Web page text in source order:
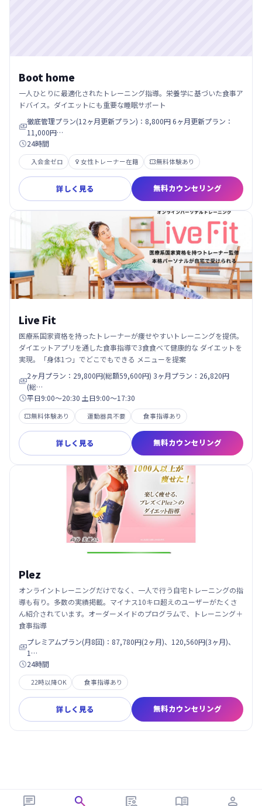
Boot home
一人ひとりに最適化されたトレーニング指導。栄養学に基づいた食事ア
ドバイス。ダイエットにも重要な睡眠サポート

徹底管理プラン(12ヶ月更新プラン)：8,800円 6ヶ月更新プラン：
11,000円…
24時間
入会金ゼロ  女性トレーナー在籍 無料体験あり
詳しく見る 無料カウンセリング
Live Fit
医療系国家資格を持ったトレーナーが痩せやすいトレーニングを提供。
ダイエットアプリを通した食事指導で3食食べて健康的な ダイエットを
実現。「身体1つ」でどこでもできる メニューを提案

2ヶ月プラン：29,800円(総額59,600円) 3ヶ月プラン：26,820円
(総…
平日9:00〜20:30 土日9:00〜17:30
無料体験あり 運動器具不要 食事指導あり
詳しく見る 無料カウンセリング
Plez
オンライントレーニングだけでなく、一人で行う自宅トレーニングの指
導も有り。多数の実績掲載。マイナス10キロ超えのユーザーがたくさ
ん紹介されています。オーダーメイドのプログラムで、トレーニング＋
食事指導

プレミアムプラン(月8回)：87,780円(2ヶ月)、120,560円(3ヶ月)、
1…
24時間
22時以降OK 食事指導あり
詳しく見る 無料カウンセリング
    